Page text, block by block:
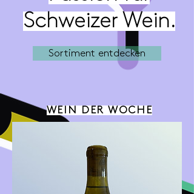
Schweizer Wein.
Sortiment entdecken
WEIN DER WOCHE